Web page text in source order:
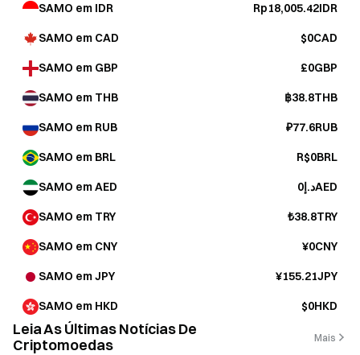
SAMO em IDR Rp18,005.42IDR
SAMO em CAD $0CAD
SAMO em GBP £0GBP
SAMO em THB ฿38.8THB
SAMO em RUB ₽77.6RUB
SAMO em BRL R$0BRL
SAMO em AED د.إ0AED
SAMO em TRY ₺38.8TRY
SAMO em CNY ¥0CNY
SAMO em JPY ¥155.21JPY
SAMO em HKD $0HKD
Leia As Últimas Notícias De
Criptomoedas
Mais